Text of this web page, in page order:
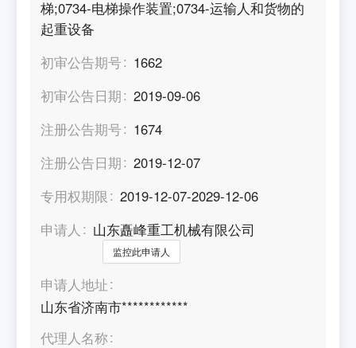
梯;0734-电梯操作装置;0734-运输人和货物的
起重设备
初审公告期号
1662
初审公告日期
2019-09-06
注册公告期号
1674
注册公告日期
2019-12-07
专用权期限
2019-12-07-2029-12-06
申请人
山东矗峰重工机械有限公司
监控此申请人
申请人地址
山东省济南市************
代理人名称